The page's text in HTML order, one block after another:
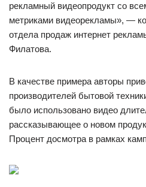
рекламный видеопродукт со
метриками видеорекламы», —
отдела продаж интернет
Филатова.
В качестве примера авторы
производителей бытовой
было использовано видео
рассказывающее о новом
Процент досмотра в рамках